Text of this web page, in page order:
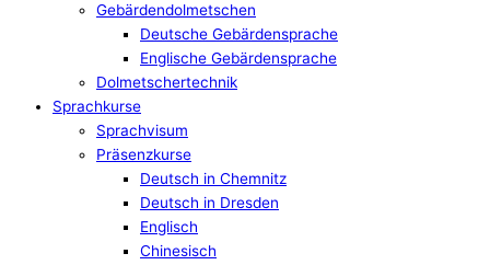
Gebärdendolmetschen
Deutsche Gebärdensprache
Englische Gebärdensprache
Dolmetschertechnik
Sprachkurse
Sprachvisum
Präsenzkurse
Deutsch in Chemnitz
Deutsch in Dresden
Englisch
Chinesisch